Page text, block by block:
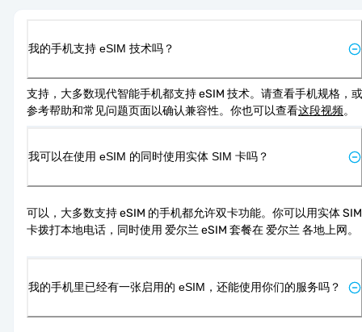
我的手机支持 eSIM 技术吗？
支持，大多数现代智能手机都支持 eSIM 技术。请查看手机规格，或
参考帮助和常见问题页面以确认兼容性。你也可以查看这段视频。
我可以在使用 eSIM 的同时使用实体 SIM 卡吗？
可以，大多数支持 eSIM 的手机都允许双卡功能。你可以用实体 SIM
卡拨打本地电话，同时使用 爱尔兰 eSIM 套餐在 爱尔兰 各地上网。
我的手机里已经有一张启用的 eSIM，还能使用你们的服务吗？